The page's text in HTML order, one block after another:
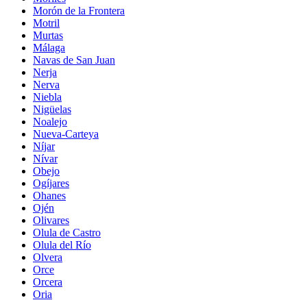
Morón de la Frontera
Motril
Murtas
Málaga
Navas de San Juan
Nerja
Nerva
Niebla
Nigüelas
Noalejo
Nueva-Carteya
Níjar
Nívar
Obejo
Ogíjares
Ohanes
Ojén
Olivares
Olula de Castro
Olula del Río
Olvera
Orce
Orcera
Oria